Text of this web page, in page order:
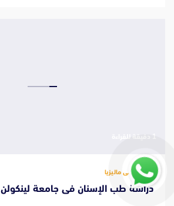
‫1 دقيقة للقراءة
الدراسة فى ماليزيا
دراسة طب الإسنان فى جامعة لينكولن